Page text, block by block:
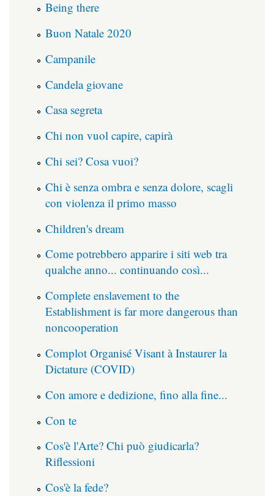
Being there
Buon Natale 2020
Campanile
Candela giovane
Casa segreta
Chi non vuol capire, capirà
Chi sei? Cosa vuoi?
Chi è senza ombra e senza dolore, scagli
con violenza il primo masso
Children's dream
Come potrebbero apparire i siti web tra
qualche anno... continuando così...
Complete enslavement to the
Establishment is far more dangerous than
noncooperation
Complot Organisé Visant à Instaurer la
Dictature (COVID)
Con amore e dedizione, fino alla fine...
Con te
Cos'è l'Arte? Chi può giudicarla?
Riflessioni
Cos'è la fede?